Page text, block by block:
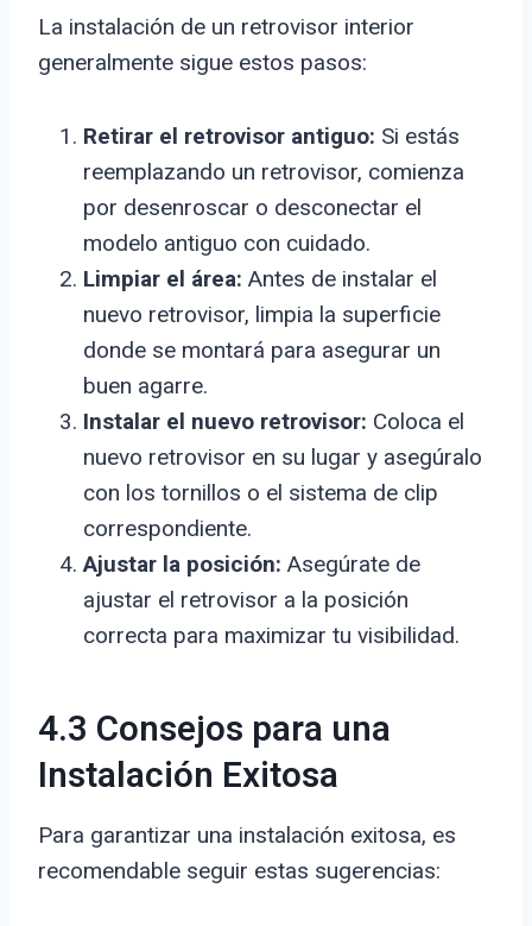
La instalación de un retrovisor interior
generalmente sigue estos pasos:
Retirar el retrovisor antiguo: Si estás
reemplazando un retrovisor, comienza
por desenroscar o desconectar el
modelo antiguo con cuidado.
Limpiar el área: Antes de instalar el
nuevo retrovisor, limpia la superficie
donde se montará para asegurar un
buen agarre.
Instalar el nuevo retrovisor: Coloca el
nuevo retrovisor en su lugar y asegúralo
con los tornillos o el sistema de clip
correspondiente.
Ajustar la posición: Asegúrate de
ajustar el retrovisor a la posición
correcta para maximizar tu visibilidad.
4.3 Consejos para una
Instalación Exitosa
Para garantizar una instalación exitosa, es
recomendable seguir estas sugerencias: